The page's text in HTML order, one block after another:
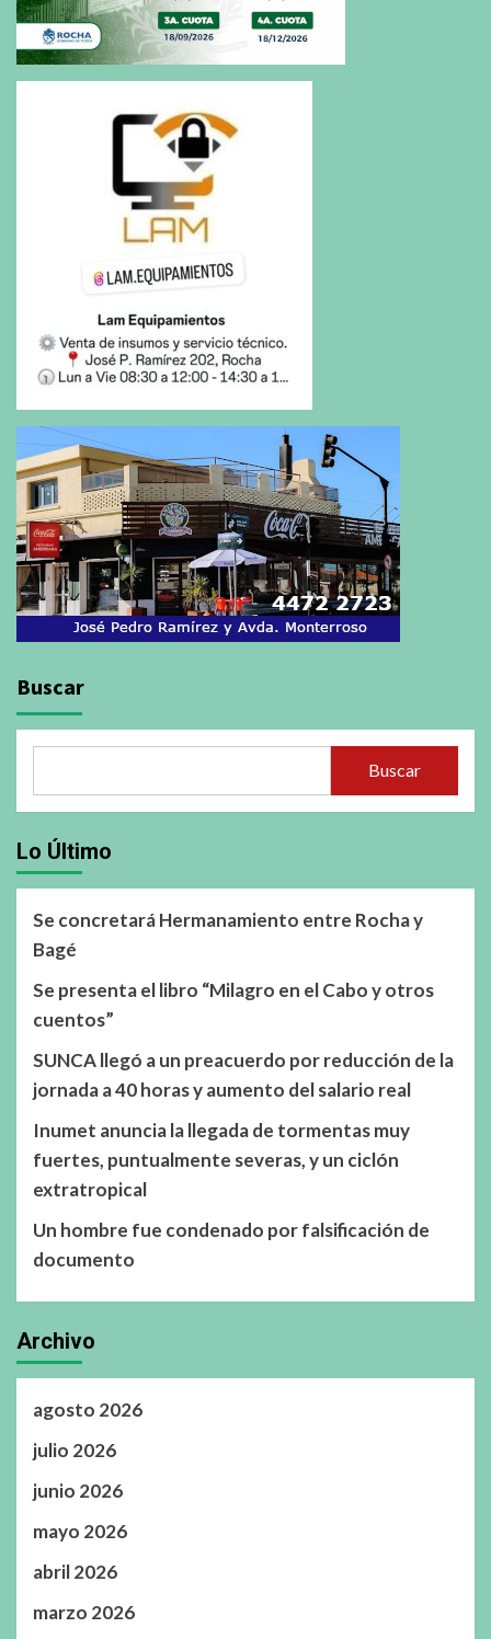
Buscar
Buscar
Lo Último
Se concretará Hermanamiento entre Rocha y
Bagé
Se presenta el libro “Milagro en el Cabo y otros
cuentos”
SUNCA llegó a un preacuerdo por reducción de la
jornada a 40 horas y aumento del salario real
Inumet anuncia la llegada de tormentas muy
fuertes, puntualmente severas, y un ciclón
extratropical
Un hombre fue condenado por falsificación de
documento
Archivo
agosto 2026
julio 2026
junio 2026
mayo 2026
abril 2026
marzo 2026